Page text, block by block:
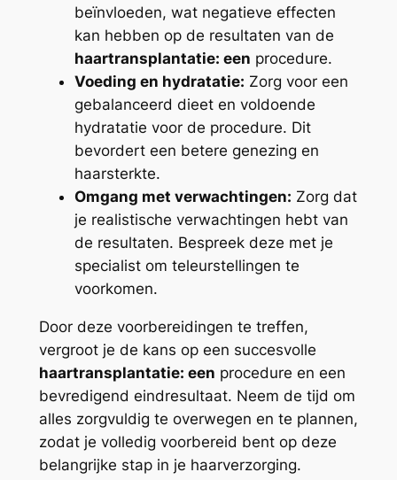
beïnvloeden, wat negatieve effecten
kan hebben op de resultaten van de
haartransplantatie: een procedure.
Voeding en hydratatie: Zorg voor een
gebalanceerd dieet en voldoende
hydratatie voor de procedure. Dit
bevordert een betere genezing en
haarsterkte.
Omgang met verwachtingen: Zorg dat
je realistische verwachtingen hebt van
de resultaten. Bespreek deze met je
specialist om teleurstellingen te
voorkomen.
Door deze voorbereidingen te treffen,
vergroot je de kans op een succesvolle
haartransplantatie: een procedure en een
bevredigend eindresultaat. Neem de tijd om
alles zorgvuldig te overwegen en te plannen,
zodat je volledig voorbereid bent op deze
belangrijke stap in je haarverzorging.